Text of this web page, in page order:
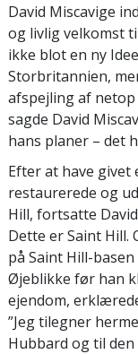
David Miscavige
og livlig velkomst
ikke blot en ny
Storbritannien,
afspejling af netop
sagde David
hans planer – det
Efter at have givet
restaurerede og
Hill, fortsatte
Dette er Saint Hill.
på Saint Hill-
Øjeblikke før han
ejendom,
”Jeg tilegner
Hubbard og til den